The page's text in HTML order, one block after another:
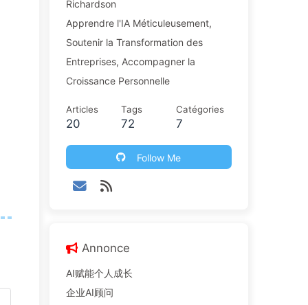
Richardson
Apprendre l'IA Méticuleusement,
Soutenir la Transformation des
Entreprises, Accompagner la
Croissance Personnelle
Articles
20
Tags
72
Catégories
7
Follow Me
Annonce
AI赋能个人成长
企业AI顾问